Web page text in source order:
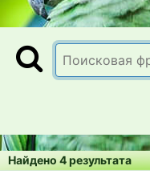
Найдено 4 результата